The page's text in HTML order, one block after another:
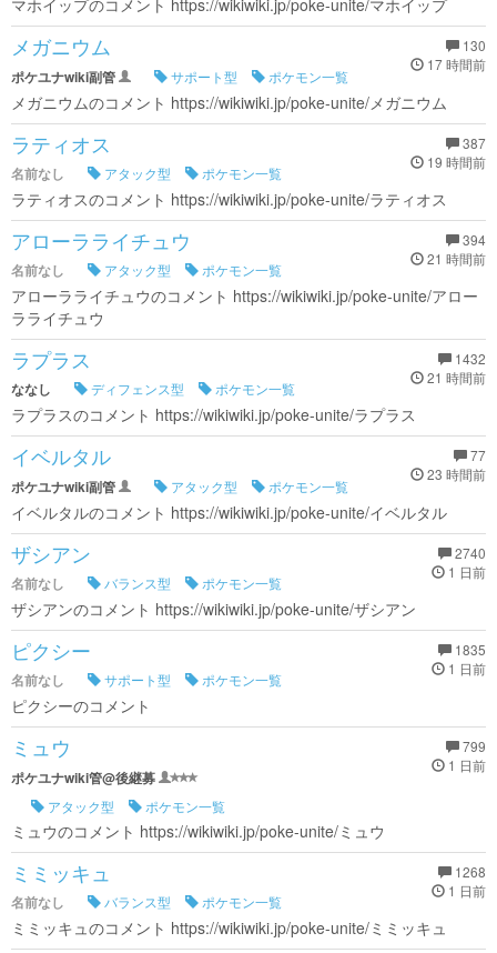
マホイップのコメント https://wikiwiki.jp/poke-unite/マホイップ
130
17 時間前
メガニウム
ポケユナwiki副管 サポート型 ポケモン一覧
メガニウムのコメント https://wikiwiki.jp/poke-unite/メガニウム
387
19 時間前
ラティオス
名前なし アタック型 ポケモン一覧
ラティオスのコメント https://wikiwiki.jp/poke-unite/ラティオス
394
21 時間前
アローラライチュウ
名前なし アタック型 ポケモン一覧
アローラライチュウのコメント https://wikiwiki.jp/poke-unite/アロー
ラライチュウ
1432
21 時間前
ラプラス
ななし ディフェンス型 ポケモン一覧
ラプラスのコメント https://wikiwiki.jp/poke-unite/ラプラス
77
23 時間前
イベルタル
ポケユナwiki副管 アタック型 ポケモン一覧
イベルタルのコメント https://wikiwiki.jp/poke-unite/イベルタル
2740
1 日前
ザシアン
名前なし バランス型 ポケモン一覧
ザシアンのコメント https://wikiwiki.jp/poke-unite/ザシアン
1835
1 日前
ピクシー
名前なし サポート型 ポケモン一覧
ピクシーのコメント
799
1 日前
ミュウ
ポケユナwiki管@後継募
アタック型 ポケモン一覧
ミュウのコメント https://wikiwiki.jp/poke-unite/ミュウ
1268
1 日前
ミミッキュ
名前なし バランス型 ポケモン一覧
ミミッキュのコメント https://wikiwiki.jp/poke-unite/ミミッキュ